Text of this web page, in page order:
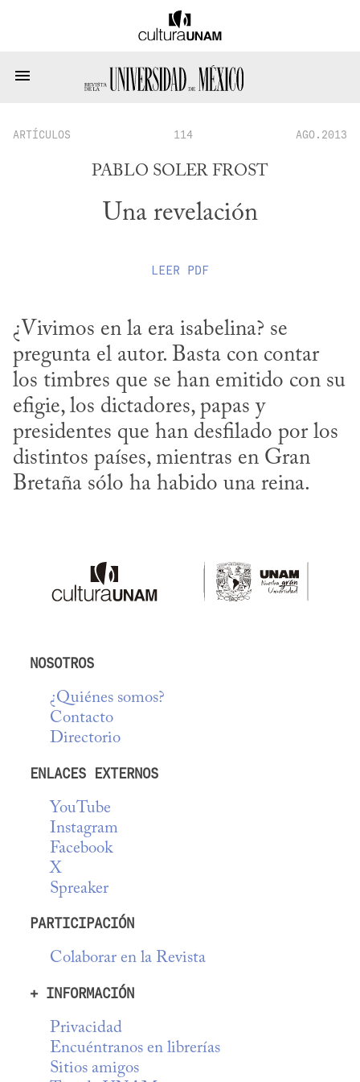
ARTÍCULOS 114 AGO.2013
PABLO SOLER FROST
Una revelación
LEER PDF
¿Vivimos en la era isabelina? se
pregunta el autor. Basta con contar
los timbres que se han emitido con su
efigie, los dictadores, papas y
presidentes que han desfilado por los
distintos países, mientras en Gran
Bretaña sólo ha habido una reina.
NOSOTROS
¿Quiénes somos?
Contacto
Directorio
ENLACES EXTERNOS
YouTube
Instagram
Facebook
X
Spreaker
PARTICIPACIÓN
Colaborar en la Revista
+ INFORMACIÓN
Privacidad
Encuéntranos en librerías
Sitios amigos